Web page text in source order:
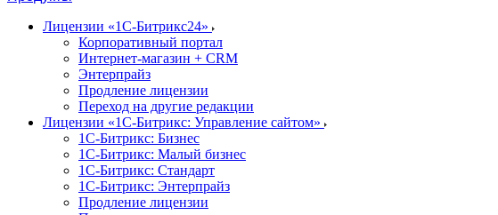
Лицензии «1С-Битрикс24»
Корпоративный портал
Интернет-магазин + CRM
Энтерпрайз
Продление лицензии
Переход на другие редакции
Лицензии «1С-Битрикс: Управление сайтом»
1С-Битрикс: Бизнес
1С-Битрикс: Малый бизнес
1С-Битрикс: Стандарт
1С-Битрикс: Энтерпрайз
Продление лицензии